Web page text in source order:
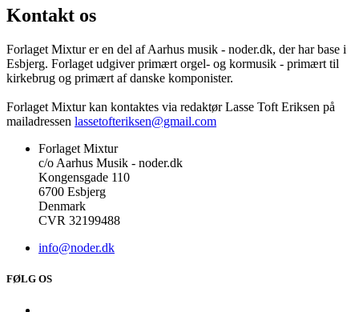
Kontakt os
Forlaget Mixtur er en del af Aarhus musik - noder.dk, der har base i
Esbjerg. Forlaget udgiver primært orgel- og kormusik - primært til
kirkebrug og primært af danske komponister.
Forlaget Mixtur kan kontaktes via redaktør Lasse Toft Eriksen på
mailadressen lassetofteriksen@gmail.com
Forlaget Mixtur
c/o Aarhus Musik - noder.dk
Kongensgade 110
6700 Esbjerg
Denmark
CVR 32199488
info@noder.dk
FØLG OS